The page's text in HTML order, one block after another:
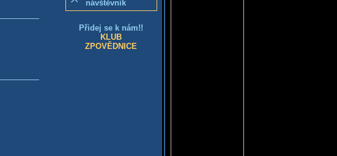
návštěvník
Přidej se k nám!!
KLUB
ZPOVĚDNICE